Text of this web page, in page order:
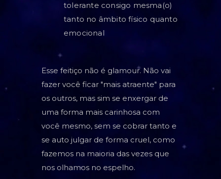
tolerante consigo mesma(o)
tanto no âmbito físico quanto
emocional
Esse feitiço não é glamour. Não vai
fazer você ficar "mais atraente" para
os outros, mas sim se enxergar de
uma forma mais carinhosa com
você mesmo, sem se cobrar tanto e
se auto julgar de forma cruel, como
fazemos na maioria das vezes que
nos olhamos no espelho.